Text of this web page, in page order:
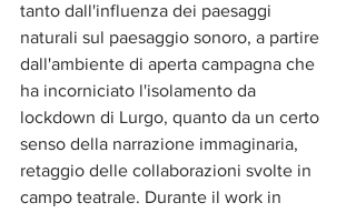
tanto dall'influenza dei paesaggi
naturali sul paesaggio sonoro, a partire
dall'ambiente di aperta campagna che
ha incorniciato l'isolamento da
lockdown di Lurgo, quanto da un certo
senso della narrazione immaginaria,
retaggio delle collaborazioni svolte in
campo teatrale. Durante il work in